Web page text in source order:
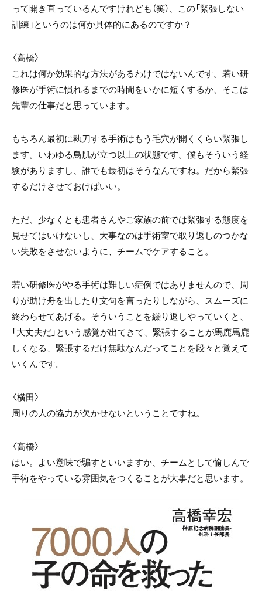
って開き直っているんですけれども（笑）、この「緊張しない
訓練」というのは何か具体的にあるのですか？
〈高橋〉
これは何か効果的な方法があるわけではないんです。若い研
修医が手術に慣れるまでの時間をいかに短くするか、そこは
先輩の仕事だと思っています。
もちろん最初に執刀する手術はもう毛穴が開くくらい緊張し
ます。いわゆる鳥肌が立つ以上の状態です。僕もそういう経
験がありますし、誰でも最初はそうなんですね。だから緊張
するだけさせておけばいい。
ただ、少なくとも患者さんやご家族の前では緊張する態度を
見せてはいけないし、大事なのは手術室で取り返しのつかな
い失敗をさせないように、チームでケアすること。
若い研修医がやる手術は難しい症例ではありませんので、周
りが助け舟を出したり文句を言ったりしながら、スムーズに
終わらせてあげる。そういうことを繰り返しやっていくと、
「大丈夫だ」という感覚が出てきて、緊張することが馬鹿馬鹿
しくなる、緊張するだけ無駄なんだってことを段々と覚えて
いくんです。
〈横田〉
周りの人の協力が欠かせないということですね。
〈高橋〉
はい。よい意味で騙すといいますか、チームとして愉しんで
手術をやっている雰囲気をつくることが大事だと思います。